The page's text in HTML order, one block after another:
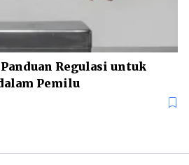
Regulasi untuk
Pemilu